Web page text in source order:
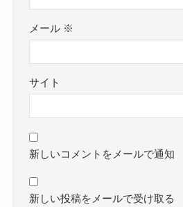
メール ※
サイト
新しいコメントをメールで通知
新しい投稿をメールで受け取る